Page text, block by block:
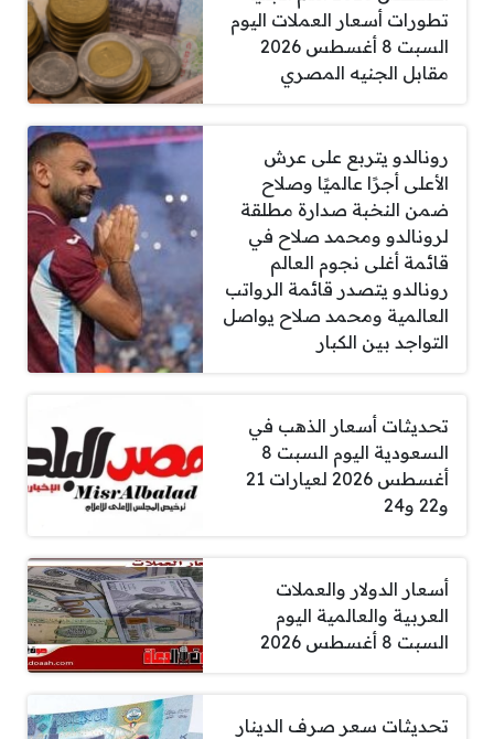
تطورات أسعار العملات اليوم
السبت 8 أغسطس 2026
مقابل الجنيه المصري
رونالدو يتربع على عرش
الأعلى أجرًا عالميًا وصلاح
ضمن النخبة صدارة مطلقة
لرونالدو ومحمد صلاح في
قائمة أغلى نجوم العالم
رونالدو يتصدر قائمة الرواتب
العالمية ومحمد صلاح يواصل
التواجد بين الكبار
تحديثات أسعار الذهب في
السعودية اليوم السبت 8
أغسطس 2026 لعيارات 21
و22 و24
أسعار الدولار والعملات
العربية والعالمية اليوم
السبت 8 أغسطس 2026
تحديثات سعر صرف الدينار